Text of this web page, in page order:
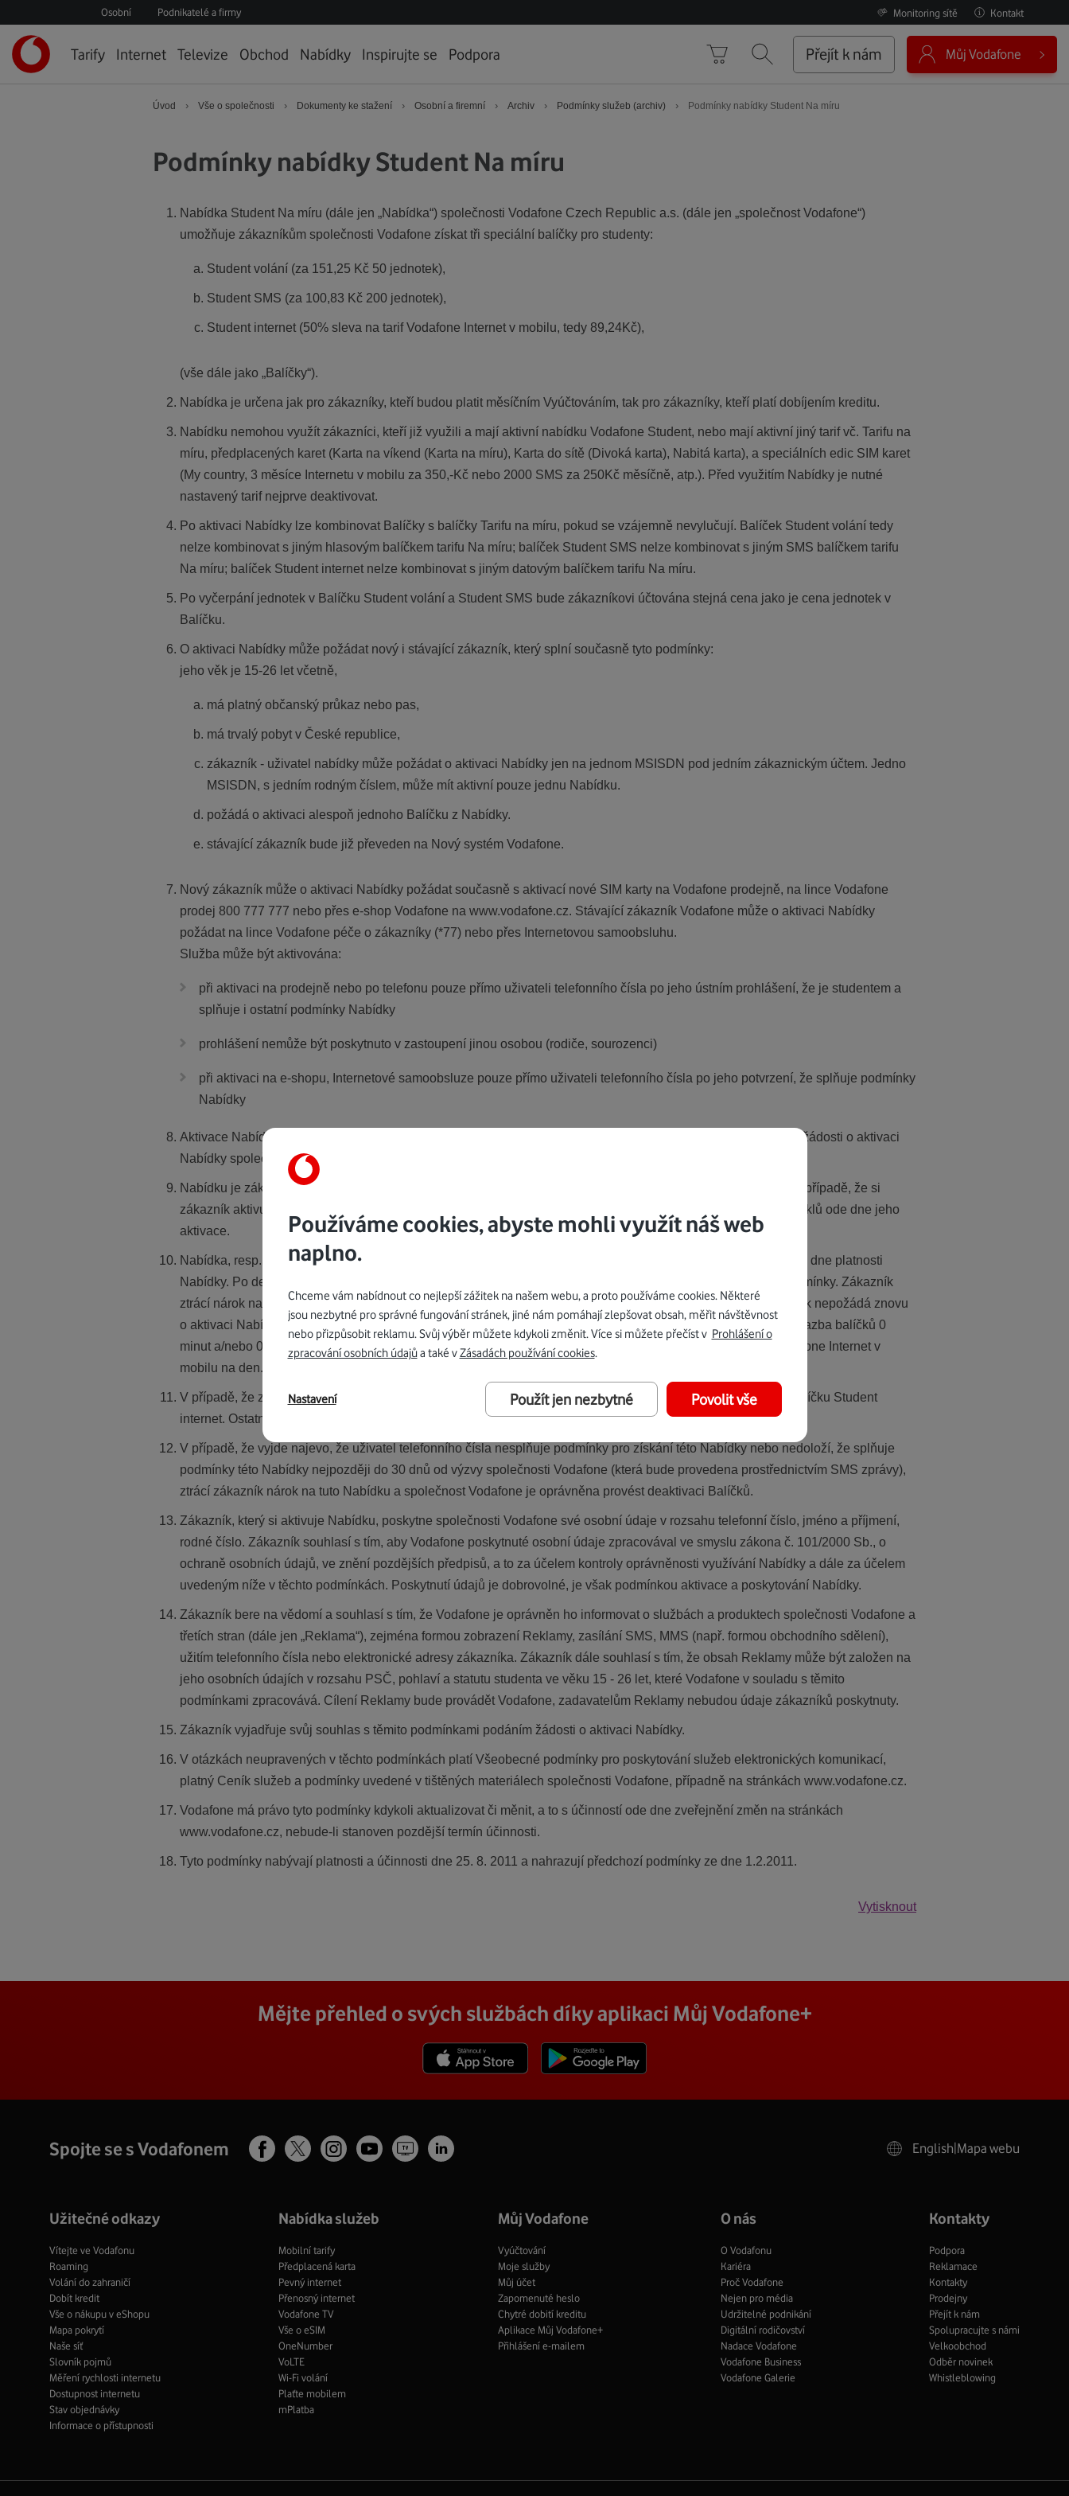
Kontakt
Monitoring sítě
Osobní Podnikatelé a firmy
stránkaTarify Internet Televize Obchod Nabídky Inspirujte se Podpora Košík
VyhledáváníPřejít k nám Můj Vodafone
Úvod › Vše o společnosti › Dokumenty ke stažení › Osobní a firemní › Archiv › Podmínky služeb (archiv) › Podmínky nabídky Student Na míru
Podmínky nabídky Student Na míru
Nabídka Student Na míru (dále jen „Nabídka“) společnosti Vodafone Czech Republic a.s. (dále jen „společnost Vodafone“)
umožňuje zákazníkům společnosti Vodafone získat tři speciální balíčky pro studenty:
Student volání (za 151,25 Kč 50 jednotek),
Student SMS (za 100,83 Kč 200 jednotek),
Student internet (50% sleva na tarif Vodafone Internet v mobilu, tedy 89,24Kč),
(vše dále jako „Balíčky“).
Nabídka je určena jak pro zákazníky, kteří budou platit měsíčním Vyúčtováním, tak pro zákazníky, kteří platí dobíjením kreditu.
Nabídku nemohou využít zákazníci, kteří již využili a mají aktivní nabídku Vodafone Student, nebo mají aktivní jiný tarif vč. Tarifu na
míru, předplacených karet (Karta na víkend (Karta na míru), Karta do sítě (Divoká karta), Nabitá karta), a speciálních edic SIM karet
(My country, 3 měsíce Internetu v mobilu za 350,-Kč nebo 2000 SMS za 250Kč měsíčně, atp.). Před využitím Nabídky je nutné
nastavený tarif nejprve deaktivovat.
Po aktivaci Nabídky lze kombinovat Balíčky s balíčky Tarifu na míru, pokud se vzájemně nevylučují. Balíček Student volání tedy
nelze kombinovat s jiným hlasovým balíčkem tarifu Na míru; balíček Student SMS nelze kombinovat s jiným SMS balíčkem tarifu
Na míru; balíček Student internet nelze kombinovat s jiným datovým balíčkem tarifu Na míru.
Po vyčerpání jednotek v Balíčku Student volání a Student SMS bude zákazníkovi účtována stejná cena jako je cena jednotek v
Balíčku.
O aktivaci Nabídky může požádat nový i stávající zákazník, který splní současně tyto podmínky:
jeho věk je 15-26 let včetně,
má platný občanský průkaz nebo pas,
má trvalý pobyt v České republice,
zákazník - uživatel nabídky může požádat o aktivaci Nabídky jen na jednom MSISDN pod jedním zákaznickým účtem. Jedno
MSISDN, s jedním rodným číslem, může mít aktivní pouze jednu Nabídku.
požádá o aktivaci alespoň jednoho Balíčku z Nabídky.
stávající zákazník bude již převeden na Nový systém Vodafone.
Nový zákazník může o aktivaci Nabídky požádat současně s aktivací nové SIM karty na Vodafone prodejně, na lince Vodafone
prodej 800 777 777 nebo přes e-shop Vodafone na www.vodafone.cz. Stávající zákazník Vodafone může o aktivaci Nabídky
požádat na lince Vodafone péče o zákazníky (*77) nebo přes Internetovou samoobsluhu.
Služba může být aktivována:
při aktivaci na prodejně nebo po telefonu pouze přímo uživateli telefonního čísla po jeho ústním prohlášení, že je studentem a
splňuje i ostatní podmínky Nabídky
prohlášení nemůže být poskytnuto v zastoupení jinou osobou (rodiče, sourozenci)
při aktivaci na e-shopu, Internetové samoobsluze pouze přímo uživateli telefonního čísla po jeho potvrzení, že splňuje podmínky
Nabídky
Aktivace Nabídky proběhne u všech zákazníků okamžitě po splnění všech podmínek aktivace Nabídky a přijetí žádosti o aktivaci
Nabídky společností Vodafone.
Nabídku je zákazník oprávněn využít po dobu 12-ti měsíčních, resp. 30-ti denních cyklů ode dne její aktivace. V případě, že si
zákazník aktivuje jednotlivé Balíčky postupně, pak je každý z Balíčků aktivní po dobu 12 celých 30-ti denních cyklů ode dne jeho
aktivace.
Nabídka, resp. Jednotlivé balíčky Nabídky budou deaktivována v době mezi 21:00 hod. a 24:00 hod. posledního dne platnosti
Nabídky. Po deaktivaci Nabídky zákazník může znovu požádat o její aktivaci, pokud splní opět všechny její podmínky. Zákazník
ztrácí nárok na využívání Nabídky, pokud přestane splňovat všechny podmínky pro její aktivaci. Jestliže zákazník nepožádá znovu
o aktivaci Nabídky a měl aktivní některý z Balíčků Student volání či Student SMS, je mu automaticky účtována sazba balíčků 0
minut a/nebo 0 SMS tarifu Na míru. V případě, že měl aktivní balíček Student internet, je převeden na tarif Vodafone Internet v
mobilu na den. Toto nastavení lze kdykoliv změnit.
V případě, že zákazník v době platnosti Balíčku Student internet změní datový tarif, ztrácí nárok na využívání Balíčku Student
internet. Ostatní Balíčky (Student volání, Student SMS) zůstávají nadále v platnosti.
V případě, že vyjde najevo, že uživatel telefonního čísla nesplňuje podmínky pro získání této Nabídky nebo nedoloží, že splňuje
podmínky této Nabídky nejpozději do 30 dnů od výzvy společnosti Vodafone (která bude provedena prostřednictvím SMS zprávy),
ztrácí zákazník nárok na tuto Nabídku a společnost Vodafone je oprávněna provést deaktivaci Balíčků.
Zákazník, který si aktivuje Nabídku, poskytne společnosti Vodafone své osobní údaje v rozsahu telefonní číslo, jméno a příjmení,
rodné číslo. Zákazník souhlasí s tím, aby Vodafone poskytnuté osobní údaje zpracovával ve smyslu zákona č. 101/2000 Sb., o
ochraně osobních údajů, ve znění pozdějších předpisů, a to za účelem kontroly oprávněnosti využívání Nabídky a dále za účelem
uvedeným níže v těchto podmínkách. Poskytnutí údajů je dobrovolné, je však podmínkou aktivace a poskytování Nabídky.
Zákazník bere na vědomí a souhlasí s tím, že Vodafone je oprávněn ho informovat o službách a produktech společnosti Vodafone a
třetích stran (dále jen „Reklama“), zejména formou zobrazení Reklamy, zasílání SMS, MMS (např. formou obchodního sdělení),
užitím telefonního čísla nebo elektronické adresy zákazníka. Zákazník dále souhlasí s tím, že obsah Reklamy může být založen na
jeho osobních údajích v rozsahu PSČ, pohlaví a statutu studenta ve věku 15 - 26 let, které Vodafone v souladu s těmito
podmínkami zpracovává. Cílení Reklamy bude provádět Vodafone, zadavatelům Reklamy nebudou údaje zákazníků poskytnuty.
Zákazník vyjadřuje svůj souhlas s těmito podmínkami podáním žádosti o aktivaci Nabídky.
V otázkách neupravených v těchto podmínkách platí Všeobecné podmínky pro poskytování služeb elektronických komunikací,
platný Ceník služeb a podmínky uvedené v tištěných materiálech společnosti Vodafone, případně na stránkách www.vodafone.cz.
Vodafone má právo tyto podmínky kdykoli aktualizovat či měnit, a to s účinností ode dne zveřejnění změn na stránkách
www.vodafone.cz, nebude-li stanoven pozdější termín účinnosti.
Tyto podmínky nabývají platnosti a účinnosti dne 25. 8. 2011 a nahrazují předchozí podmínky ze dne 1.2.2011.
Vytisknout
Mějte přehled o svých službách díky aplikaci Můj Vodafone+
Spojte se s Vodafonem
Facebook
profil
InstagramYoutube
profil
VodafoneLinkedIn
English Mapa webu
Užitečné odkazy
Vítejte ve Vodafonu
Roaming
Volání do zahraničí
Dobít kredit
Vše o nákupu v eShopu
Mapa pokrytí
Naše síť
Slovník pojmů
Měření rychlosti internetu
Dostupnost internetu
Stav objednávky
Informace o přístupnosti
Nabídka služeb
Mobilní tarify
Předplacená karta
Pevný internet
Přenosný internet
Vodafone TV
Vše o eSIM
OneNumber
VoLTE
Wi-Fi volání
Plaťte mobilem
mPlatba
Můj Vodafone
Vyúčtování
Moje služby
Můj účet
Zapomenuté heslo
Chytré dobití kreditu
Aplikace Můj Vodafone+
Přihlášení e-mailem
O nás
O Vodafonu
Kariéra
Proč Vodafone
Nejen pro média
Udržitelné podnikání
Digitální rodičovství
Nadace Vodafone
Vodafone Business
Vodafone Galerie
Kontakty
Podpora
Reklamace
Kontakty
Prodejny
Přejít k nám
Spolupracujte s námi
Velkoobchod
Odběr novinek
Whistleblowing
Používáme cookies, abyste mohli využít náš web
naplno.
Chceme vám nabídnout co nejlepší zážitek na našem webu, a proto používáme cookies. Některé
jsou nezbytné pro správné fungování stránek, jiné nám pomáhají zlepšovat obsah, měřit návštěvnost
nebo přizpůsobit reklamu. Svůj výběr můžete kdykoli změnit. Více si můžete přečíst v Prohlášení o
zpracování osobních údajůa také vZásadách používání cookies.
Použít jen nezbytné Povolit vše
Nastavení